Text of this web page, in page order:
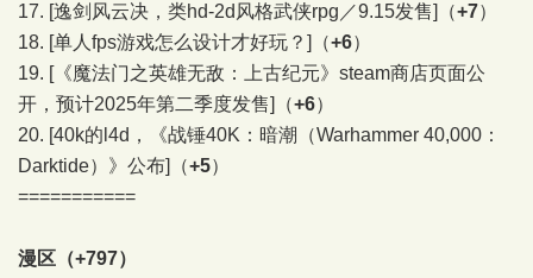
17. [逸剑风云决，类hd-2d风格武侠rpg／9.15发售] （+7）
18. [单人fps游戏怎么设计才好玩？] （+6）
19. [《魔法门之英雄无敌：上古纪元》steam商店页面公
开，预计2025年第二季度发售]
（+6）
20. [40k的l4d，《战锤40K：暗潮（Warhammer 40,000：
Darktide）》公布]
（+5）
===========
漫区（+797）